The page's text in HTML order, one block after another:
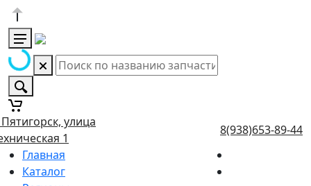
Пятигорск, улица
1
8(938)653-89-44
Главная
Каталог